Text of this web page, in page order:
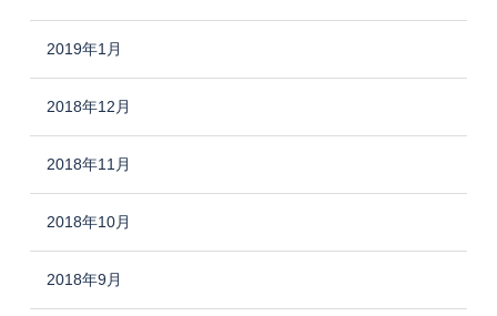
2019年1月
2018年12月
2018年11月
2018年10月
2018年9月